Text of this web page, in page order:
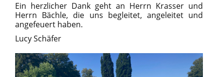
Ein herzlicher Dank geht an Herrn Krasser und
Herrn Bächle, die uns begleitet, angeleitet und
angefeuert haben.
Lucy Schäfer